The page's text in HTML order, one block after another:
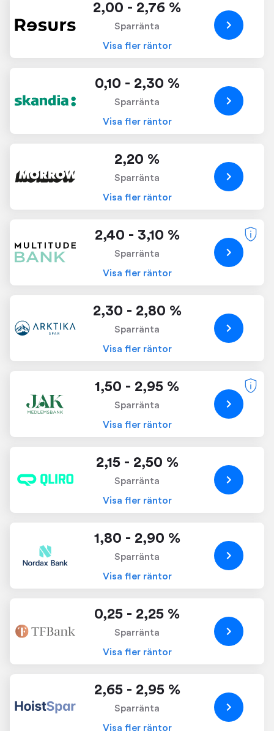
2,00 - 2,76 %
Sparränta
Visa fler räntor
0,10 - 2,30 %
Sparränta
Visa fler räntor
2,20 %
Sparränta
Visa fler räntor
2,40 - 3,10 %
Sparränta
Visa fler räntor
2,30 - 2,80 %
Sparränta
Visa fler räntor
1,50 - 2,95 %
Sparränta
Visa fler räntor
2,15 - 2,50 %
Sparränta
Visa fler räntor
1,80 - 2,90 %
Sparränta
Visa fler räntor
0,25 - 2,25 %
Sparränta
Visa fler räntor
2,65 - 2,95 %
Sparränta
Visa fler räntor